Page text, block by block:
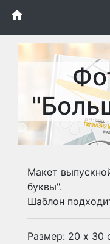
home
Макет
буквы".
Шаблон
Размер: 20 х 30